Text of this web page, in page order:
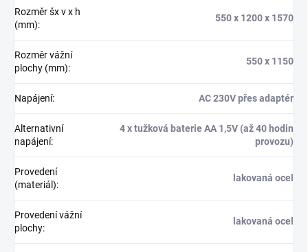
Rozměr šx v x h
(mm):
550 x 1200 x 1570
Rozměr vážní
plochy (mm):
550 x 1150
Napájení: AC 230V přes adaptér
Alternativní
napájení:
4 x tužková baterie AA 1,5V (až 40 hodin
provozu)
Provedení
(materiál):
lakovaná ocel
Provedení vážní
plochy:
lakovaná ocel